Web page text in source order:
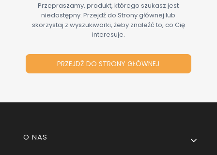
Przepraszamy, produkt, którego szukasz jest
niedostępny. Przejdź do Strony głównej lub
skorzystaj z wyszukiwarki, żeby znaleźć to, co Cię
interesuje.
PRZEJDŹ DO STRONY GŁÓWNEJ
Linki w stopce
O NAS